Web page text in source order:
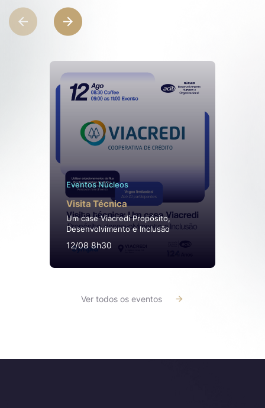
Eventos Núcleos
Visita Técnica
Um case Viacredi Propósito,
Desenvolvimento e Inclusão
12/08 8h30
Ver todos os eventos